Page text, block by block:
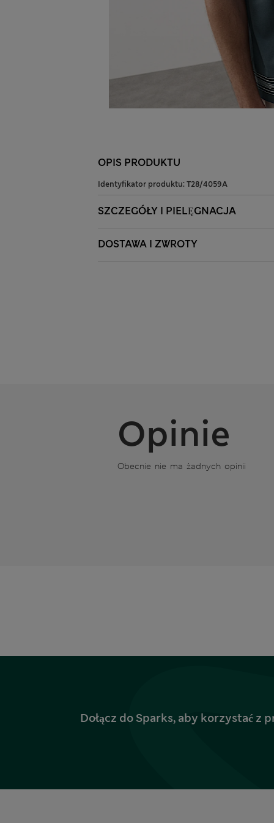
OPIS PRODUKTU
Identyfikator produktu: T28/4059A
SZCZEGÓŁY I PIELĘGNACJA
DOSTAWA I ZWROTY
Opinie
Obecnie nie ma żadnych opinii
Dołącz do Sparks, aby korzystać z